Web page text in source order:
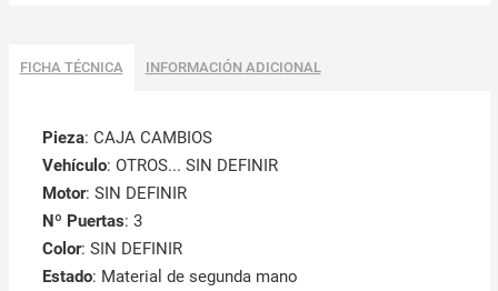
FICHA TÉCNICA INFORMACIÓN ADICIONAL
Pieza: CAJA CAMBIOS
Vehículo: OTROS... SIN DEFINIR
Motor: SIN DEFINIR
Nº Puertas: 3
Color: SIN DEFINIR
Estado: Material de segunda mano